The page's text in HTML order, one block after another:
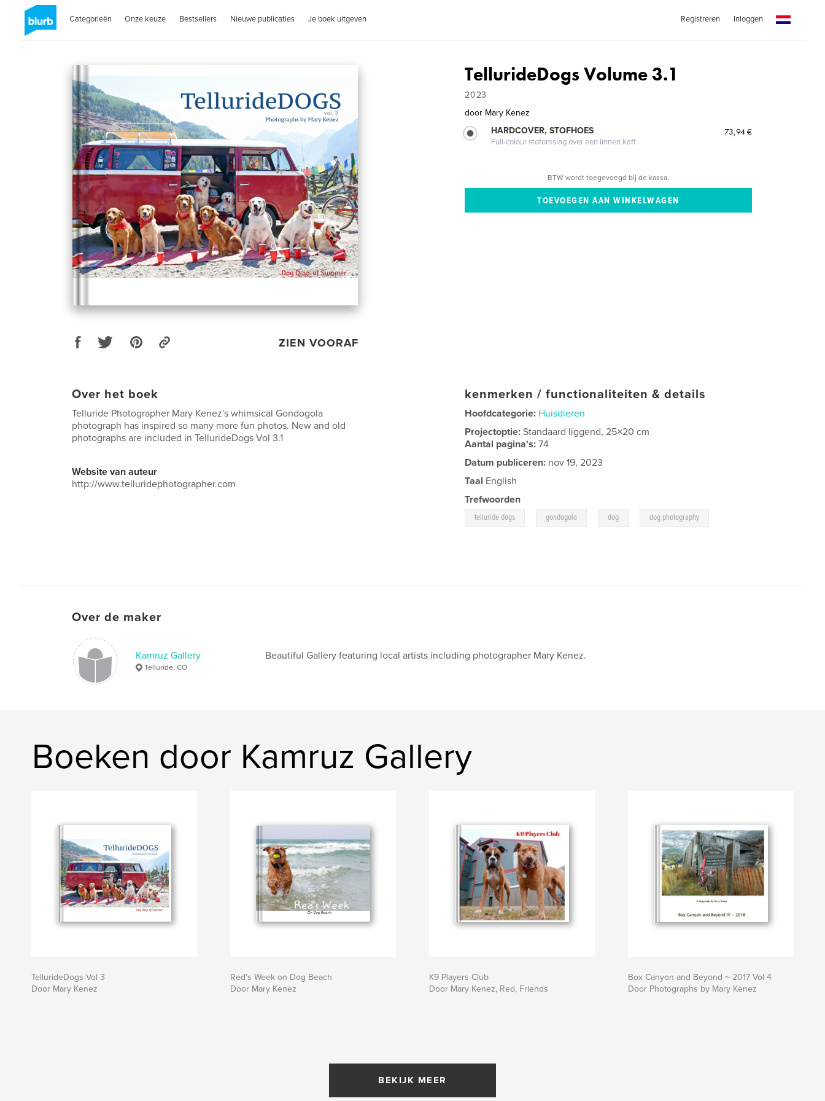
Categorieën Onze keuze Bestsellers Nieuwe publicaties Je boek uitgeven Registreren Inloggen
ZIEN VOORAF
TellurideDogs Volume 3.1
2023
door Mary Kenez
HARDCOVER, STOFHOES
Full-colour stofomslag over een linnen kaft
73,94 €
BTW wordt toegevoegd bij de kassa.
Over het boek
Telluride Photographer Mary Kenez's whimsical Gondogola
photograph has inspired so many more fun photos. New and old
photographs are included in TellurideDogs Vol 3.1
Website van auteur
http://www.telluridephotographer.com
kenmerken / functionaliteiten & details
Hoofdcategorie: Huisdieren
Projectoptie:Standaard liggend, 25×20 cm
Aantal pagina's:74
Datum publiceren: nov 19, 2023
Taal English
Trefwoorden
telluride dogs gondogola dog dog photography
Over de maker
Kamruz Gallery
Telluride, CO
Beautiful Gallery featuring local artists including photographer Mary Kenez.
Boeken door Kamruz Gallery
TellurideDogs Vol 3
Door Mary Kenez
Red's Week on Dog Beach
Door Mary Kenez
K9 Players Club
Door Mary Kenez, Red, Friends
Box Canyon and Beyond ~ 2017 Vol 4
Door Photographs by Mary Kenez
BEKIJK MEER